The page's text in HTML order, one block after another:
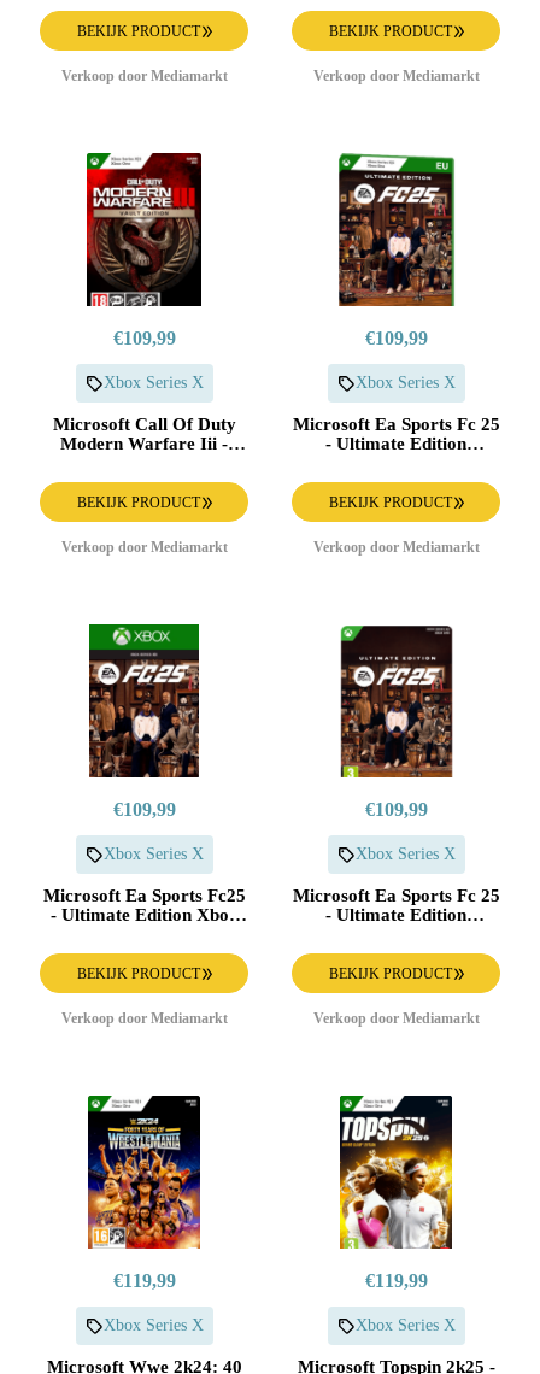
X
BEKIJK PRODUCT
Verkoop door Mediamarkt
BEKIJK PRODUCT
Verkoop door Mediamarkt
€109,99
Xbox Series X
Microsoft Call Of Duty
Modern Warfare Iii -
X
BEKIJK PRODUCT
Verkoop door Mediamarkt
€109,99
Xbox Series X
Microsoft Ea Sports Fc 25
- Ultimate Edition
Series X & One
BEKIJK PRODUCT
Verkoop door Mediamarkt
€109,99
Xbox Series X
Microsoft Ea Sports Fc25
- Ultimate Edition Xbox
BEKIJK PRODUCT
Verkoop door Mediamarkt
€109,99
Xbox Series X
Microsoft Ea Sports Fc 25
- Ultimate Edition
Series X & One
BEKIJK PRODUCT
Verkoop door Mediamarkt
€119,99
Xbox Series X
Microsoft Wwe 2k24: 40
€119,99
Xbox Series X
Microsoft Topspin 2k25 -